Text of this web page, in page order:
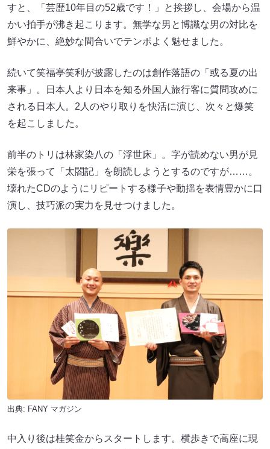
すと、「芸歴10年目の52歳です！」と挨拶し、会場から温
かい拍手が沸き起こります。無学な男と博識な男の対比を
鮮やかに、絶妙な間合いでテンポよく魅せました。
続いて笑福亭笑利が披露したのは創作落語の「或る夏の出
来事」。日本人より日本を知る外国人旅行客に質問攻めに
される日本人。2人のやり取りを快活に演じ、次々と爆笑
を起こしました。
前半のトリは林家染八の「浮世床」。字が読めない男が見
栄を張って「太閤記」を朗読しようとするのですが……。
壊れたCDのようにリピートする様子や動揺を表情豊かに口
演し、技巧派の実力を見せつけました。
出典: FANY マガジン
中入り後は桂笑金からスタートします。横歩きで高座に現